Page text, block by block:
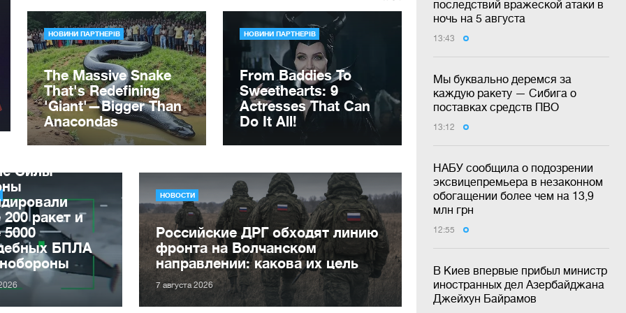
последствий вражеской атаки в
ночь на 5 августа
13:43
Мы буквально деремся за
каждую ракету — Сибига о
поставках средств ПВО
13:12
НАБУ сообщила о подозрении
эксвицепремьера в незаконном
обогащении более чем на 13,9
млн грн
12:55
В Киев впервые прибыл министр
иностранных дел Азербайджана
Джейхун Байрамов
Силы
200 ракет и
5000
БПЛА
НОВОСТИ
Российские ДРГ обходят линию
фронта на Волчанском
направлении: какова их цель
7 августа 2026